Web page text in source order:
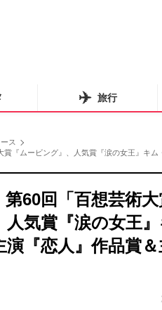
✈️ 旅行
ス
『ムービング』、人気賞『涙の女王』キム
60回「百想芸術
気賞『涙の女王』
『恋人』作品賞＆